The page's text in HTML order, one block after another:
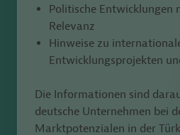
Politische
Relevanz
Hinweise zu
Entwicklungsprojekten
Die Informationen sind
deutsche Unternehmen bei
Marktpotenzialen in der